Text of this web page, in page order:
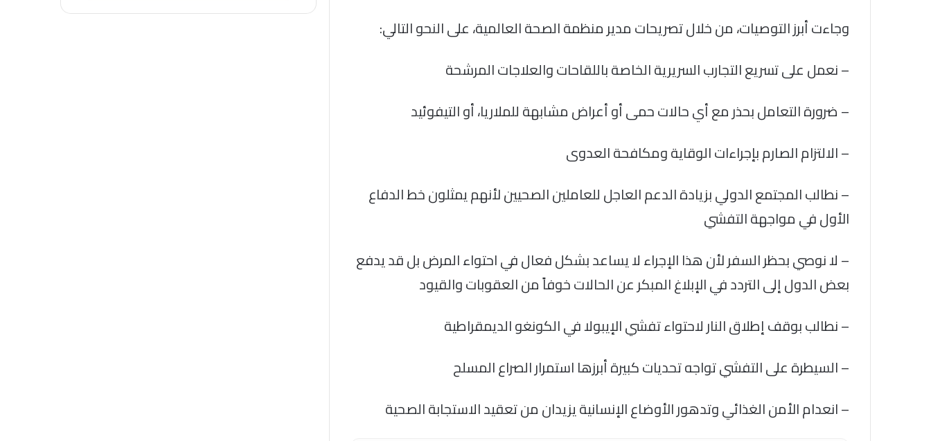
وجاءت أبرز التوصيات، من خلال تصريحات مدير منظمة الصحة العالمية، على النحو التالي:
– نعمل على تسريع التجارب السريرية الخاصة باللقاحات والعلاجات المرشحة
– ضرورة التعامل بحذر مع أي حالات حمى أو أعراض مشابهة للملاريا، أو التيفوئيد
– الالتزام الصارم بإجراءات الوقاية ومكافحة العدوى
– نطالب المجتمع الدولي بزيادة الدعم العاجل للعاملين الصحيين لأنهم يمثلون خط الدفاع
الأول في مواجهة التفشي
– لا نوصي بحظر السفر لأن هذا الإجراء لا يساعد بشكل فعال في احتواء المرض بل قد يدفع
بعض الدول إلى التردد في الإبلاغ المبكر عن الحالات خوفاً من العقوبات والقيود
– نطالب بوقف إطلاق النار لاحتواء تفشي الإيبولا في الكونغو الديمقراطية
– السيطرة على التفشي تواجه تحديات كبيرة أبرزها استمرار الصراع المسلح
– انعدام الأمن الغذائي وتدهور الأوضاع الإنسانية يزيدان من تعقيد الاستجابة الصحية